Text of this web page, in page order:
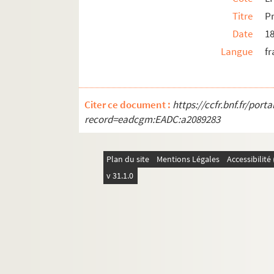
LF27. Lithographies et gravures,
LF28. Galerie de portraits d'artistes lyriques
Titre
Date
Langue
Citer ce document : https://ccfr.bnf.fr/
record=eadcgm:EADC:a2089283
Plan du site Mentions Légales
v 31.1.0